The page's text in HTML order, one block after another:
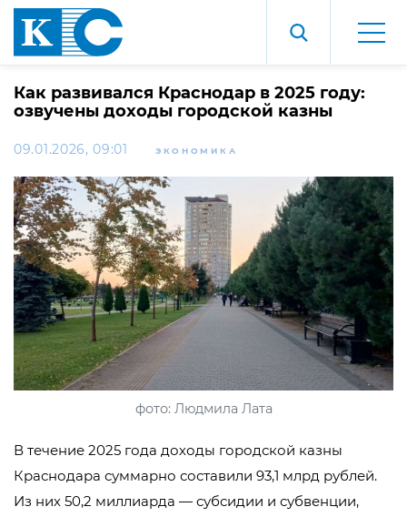
Как развивался Краснодар в 2025 году:
озвучены доходы городской казны
09.01.2026, 09:01 ЭКОНОМИКА
фото: Людмила Лата
В течение 2025 года доходы городской казны
Краснодара суммарно составили 93,1 млрд рублей.
Из них 50,2 миллиарда — субсидии и субвенции,